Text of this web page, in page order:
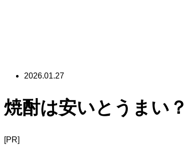
2026.01.27
焼酎は安いとうまい
[PR]